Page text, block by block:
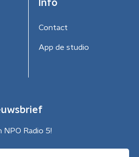
Info
Contact
App de studio
NPO Radio 5!